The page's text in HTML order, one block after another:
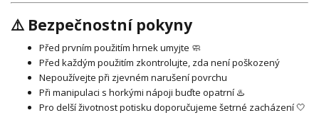
⚠️ Bezpečnostní pokyny
Před prvním použitím hrnek umyjte 🧼
Před každým použitím zkontrolujte, zda není poškozený
Nepoužívejte při zjevném narušení povrchu
Při manipulaci s horkými nápoji buďte opatrní ♨️
Pro delší životnost potisku doporučujeme šetrné zacházení 🤍